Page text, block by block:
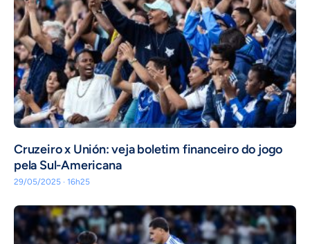
Cruzeiro x Unión: veja boletim financeiro do jogo
pela Sul-Americana
29/05/2025 · 16h25